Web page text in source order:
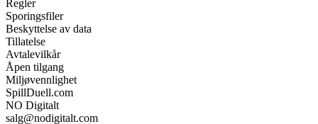
Regler
Sporingsfiler
Beskyttelse av data
Tillatelse
Avtalevilkår
Åpen tilgang
Miljøvennlighet
SpillDuell.com
NO Digitalt
salg@nodigitalt.com